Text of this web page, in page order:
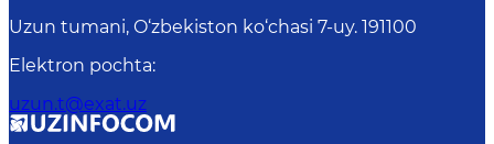
Uzun tumani, O‘zbekiston ko‘chasi 7-uy. 191100
Elektron pochta:
uzun.t@exat.uz